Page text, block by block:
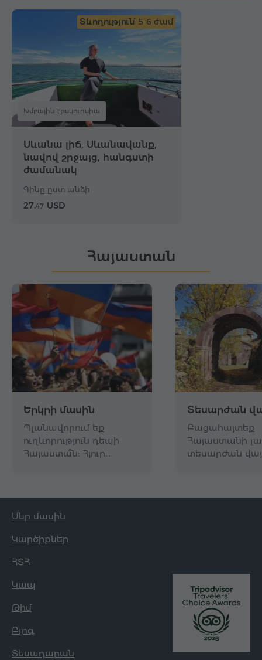
Տևողություն՝ 5-6 ժամ
Խմբային էքսկուրսիա
Սևանա լիճ, Սևանավանք,
նավով շրջայց, հանգստի
ժամանակ
Գինը ըստ անձի
27.47 USD
Հայաստան
Երկրի մասին
Պլանավորում եք
ուղևորություն դեպի
Հայաստա՞ն: Հյուր…
Տեսարժան
Բացահայտեք
Հայաստանի
տեսարժան
Մեր մասին
Կարծիքներ
ՀՏՀ
Կապ
Թիմ
Բլոգ
Տեսադարան